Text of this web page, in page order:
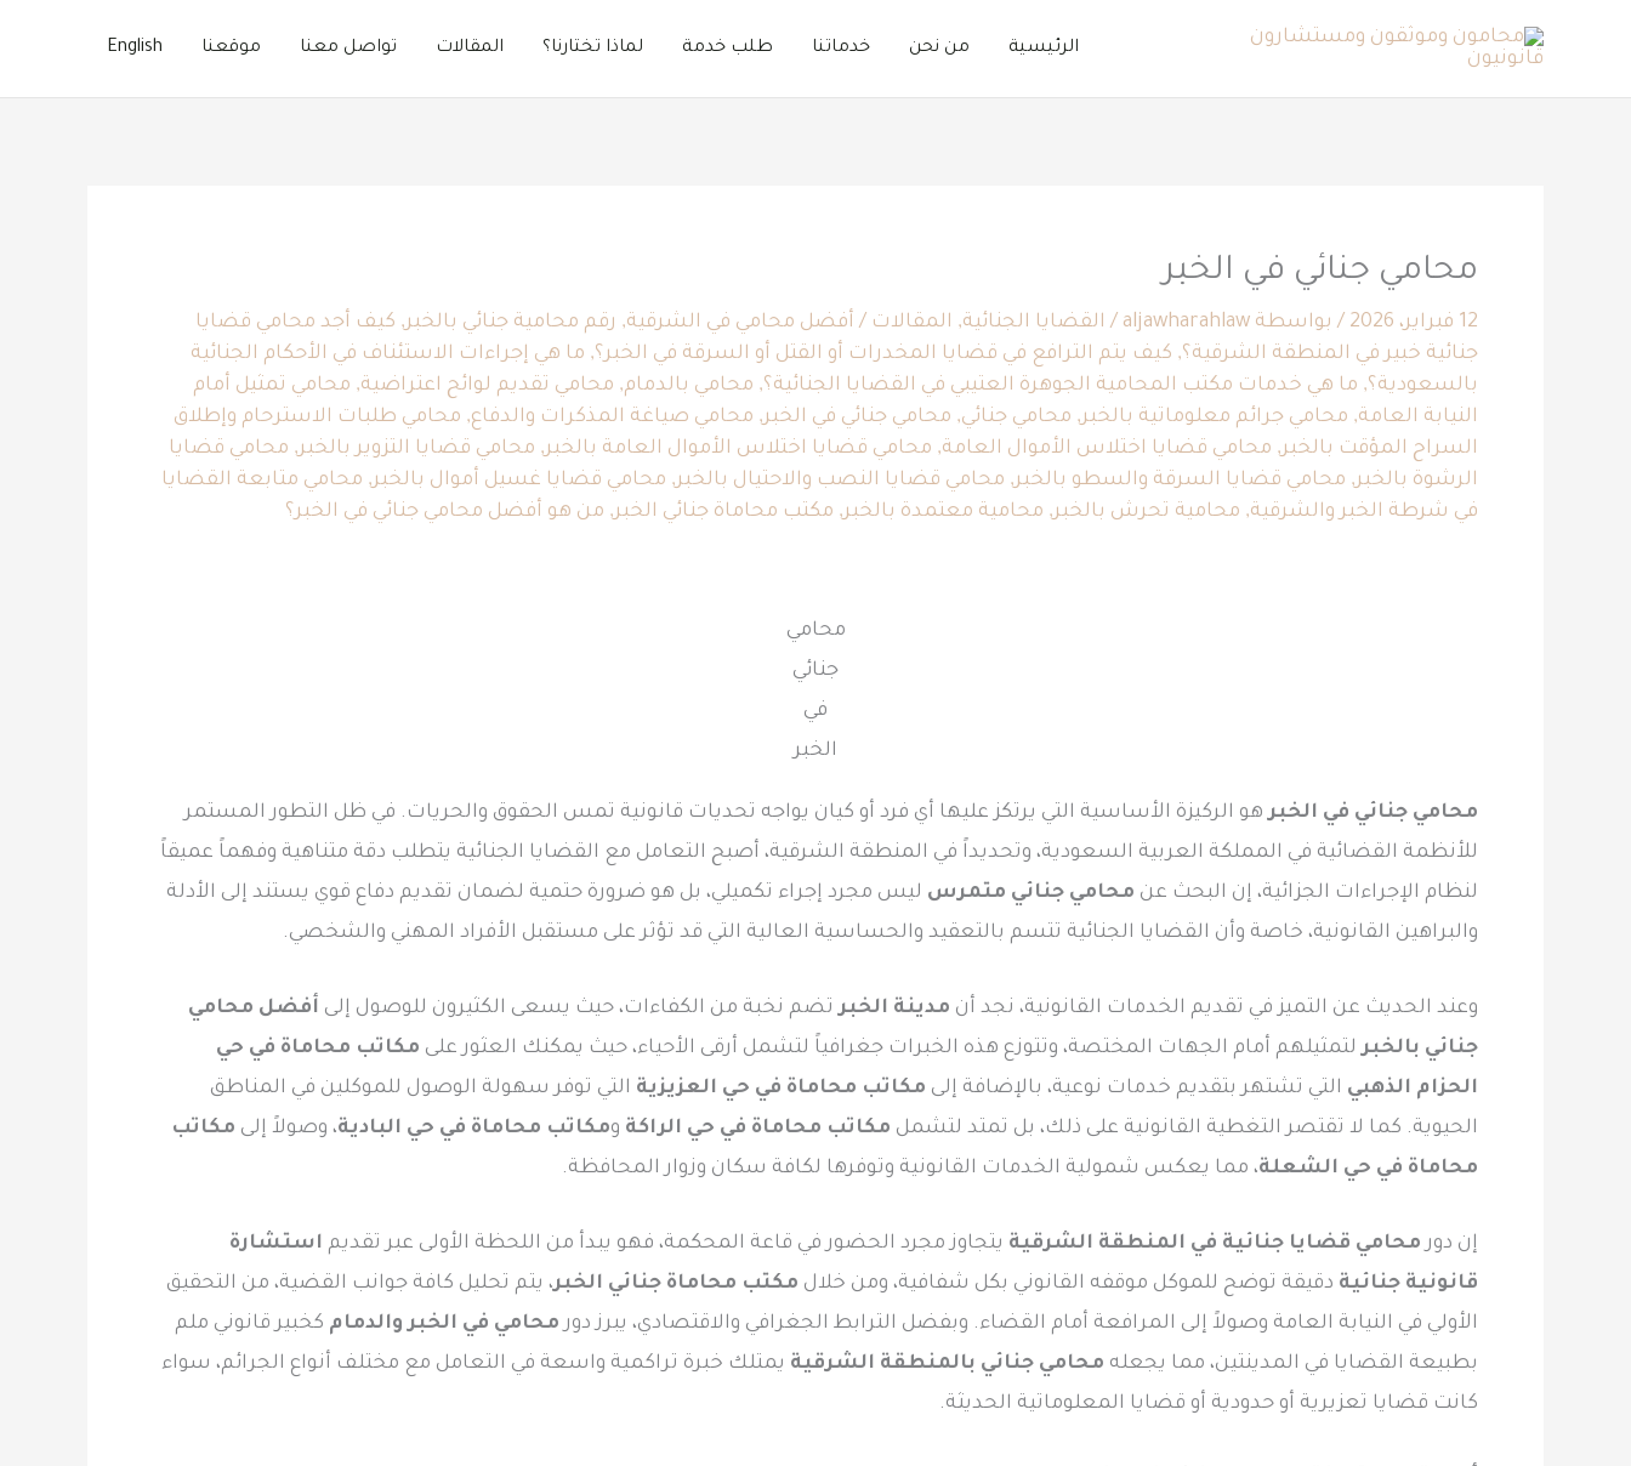
المحتوى
الرئيسية من نحن خدماتنا​ طلب خدمة لماذا تختارنا؟ المقالات تواصل معنا موقعنا English
محامي جنائي في الخبر
12 فبراير، 2026 / بواسطة aljawharahlaw
/ القضايا الجنائية, المقالات / أفضل محامي في الشرقية, رقم محامية جنائي بالخبر, كيف أجد محامي قضايا
جنائية خبير في المنطقة الشرقية؟, كيف يتم الترافع في قضايا المخدرات أو القتل أو السرقة في الخبر؟, ما هي إجراءات الاستئناف في الأحكام الجنائية
بالسعودية؟, ما هي خدمات مكتب المحامية الجوهرة العتيبي في القضايا الجنائية؟, محامي بالدمام, محامي تقديم لوائح اعتراضية, محامي تمثيل أمام
النيابة العامة, محامي جرائم معلوماتية بالخبر, محامي جنائي, محامي جنائي في الخبر, محامي صياغة المذكرات والدفاع, محامي طلبات الاسترحام وإطلاق
السراح المؤقت بالخبر, محامي قضايا اختلاس الأموال العامة, محامي قضايا اختلاس الأموال العامة بالخبر, محامي قضايا التزوير بالخبر, محامي قضايا
الرشوة بالخبر, محامي قضايا السرقة والسطو بالخبر, محامي قضايا النصب والاحتيال بالخبر, محامي قضايا غسيل أموال بالخبر, محامي متابعة القضايا
في شرطة الخبر والشرقية, محامية تحرش بالخبر, محامية معتمدة بالخبر, مكتب محاماة جنائي الخبر, من هو أفضل محامي جنائي في الخبر؟
محامي
جنائي
في
الخبر
محامي جنائي في الخبرهو الركيزة الأساسية التي يرتكز عليها أي فرد أو كيان يواجه تحديات قانونية تمس الحقوق والحريات. في ظل التطور المستمر
للأنظمة القضائية في المملكة العربية السعودية، وتحديداً في المنطقة الشرقية، أصبح التعامل مع القضايا الجنائية يتطلب دقة متناهية وفهماً عميقاً
لنظام الإجراءات الجزائية، إن البحث عن محامي جنائي متمرس ليس مجرد إجراء تكميلي، بل هو ضرورة حتمية لضمان تقديم دفاع قوي يستند إلى الأدلة
والبراهين القانونية، خاصة وأن القضايا الجنائية تتسم بالتعقيد والحساسية العالية التي قد تؤثر على مستقبل الأفراد المهني والشخصي.
وعند الحديث عن التميز في تقديم الخدمات القانونية، نجد أن مدينة الخبرتضم نخبة من الكفاءات، حيث يسعى الكثيرون للوصول إلى أفضل محامي
جنائي بالخبر لتمثيلهم أمام الجهات المختصة، وتتوزع هذه الخبرات جغرافياً لتشمل أرقى الأحياء، حيث يمكنك العثور على مكاتب محاماة في حي
الحزام الذهبي التي تشتهر بتقديم خدمات نوعية، بالإضافة إلى مكاتب محاماة في حي العزيزية التي توفر سهولة الوصول للموكلين في المناطق
الحيوية. كما لا تقتصر التغطية القانونية على ذلك، بل تمتد لتشمل مكاتب محاماة في حي الراكة ومكاتب محاماة في حي البادية، وصولاً إلى مكاتب
محاماة في حي الشعلة، مما يعكس شمولية الخدمات القانونية وتوفرها لكافة سكان وزوار المحافظة.
إن دور محامي قضايا جنائية في المنطقة الشرقية يتجاوز مجرد الحضور في قاعة المحكمة، فهو يبدأ من اللحظة الأولى عبر تقديم استشارة
قانونية جنائية دقيقة توضح للموكل موقفه القانوني بكل شفافية، ومن خلال مكتب محاماة جنائي الخبر، يتم تحليل كافة جوانب القضية، من التحقيق
الأولي في النيابة العامة وصولاً إلى المرافعة أمام القضاء. وبفضل الترابط الجغرافي والاقتصادي، يبرز دور محامي في الخبر والدمام كخبير قانوني ملم
بطبيعة القضايا في المدينتين، مما يجعله محامي جنائي بالمنطقة الشرقية يمتلك خبرة تراكمية واسعة في التعامل مع مختلف أنواع الجرائم، سواء
كانت قضايا تعزيرية أو حدودية أو قضايا المعلوماتية الحديثة.